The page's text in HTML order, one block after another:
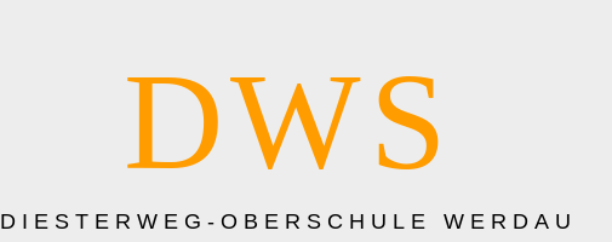
DWS
DIESTERWEG-OBERSCHULE WERDAU